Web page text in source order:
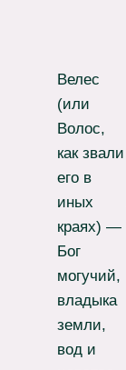
Велес
(или
Волос,
как звали
его в
иных
краях) —
Бог
могучий,
владыка
земли,
вод и